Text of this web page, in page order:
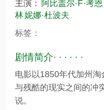
主演： 阿比盖尔·F·考恩
林妮娜·杜波夫
标签：
剧情简介· · · · · ·
电影以1850年代加州
与残酷的现实之间的冲
说。